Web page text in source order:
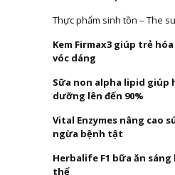
Thực phẩm sinh tồn – The
Kem Firmax3 giúp trẻ
vóc dáng
Sữa non alpha lipid giúp
dưỡng lên đến 90%
Vital Enzymes nâng cao
ngừa bệnh tật
Herbalife F1 bữa ăn
thể